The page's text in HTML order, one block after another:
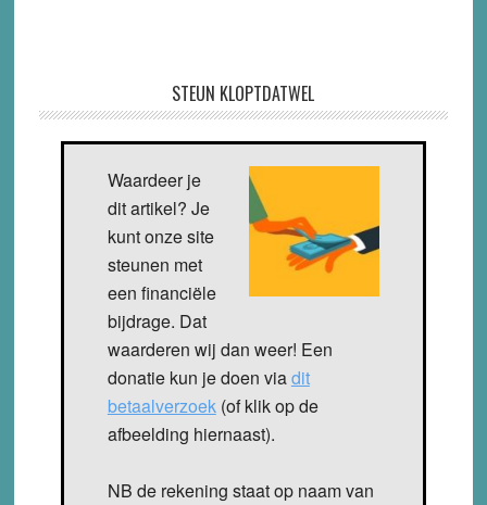
STEUN KLOPTDATWEL
Waardeer je
dit artikel? Je
kunt onze site
steunen met
een financiële
bijdrage. Dat
waarderen wij dan weer! Een
donatie kun je doen viadit
betaalverzoek(of klik op de
afbeelding hiernaast).
NB de rekening staat op naam van